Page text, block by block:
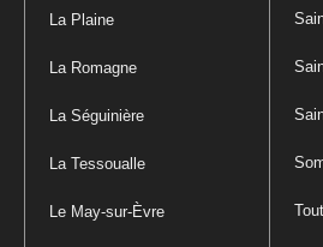
La Plaine
La Romagne
La Séguinière
La Tessoualle
Le May-sur-Èvre